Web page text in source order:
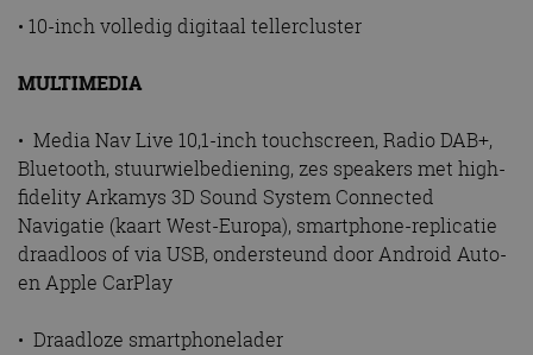
• 10-inch volledig digitaal tellercluster
MULTIMEDIA
• Media Nav Live 10,1-inch touchscreen, Radio DAB+,
Bluetooth, stuurwielbediening, zes speakers met high-
fidelity Arkamys 3D Sound System Connected
Navigatie (kaart West-Europa), smartphone-replicatie
draadloos of via USB, ondersteund door Android Auto-
en Apple CarPlay
• Draadloze smartphonelader